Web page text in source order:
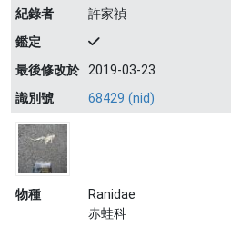
紀錄者
許家禎
鑑定
最後修改於 2019-03-23
識別號
68429 (nid)
物種
Ranidae
赤蛙科